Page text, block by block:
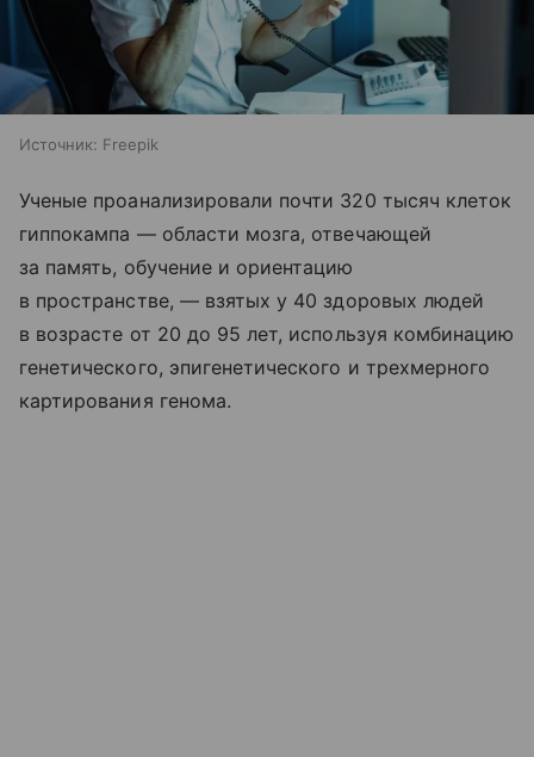
Источник: Freepik
Ученые проанализировали почти 320 тысяч клеток
гиппокампа — области мозга, отвечающей
за память, обучение и ориентацию
в пространстве, — взятых у 40 здоровых людей
в возрасте от 20 до 95 лет, используя комбинацию
генетического, эпигенетического и трехмерного
картирования генома.